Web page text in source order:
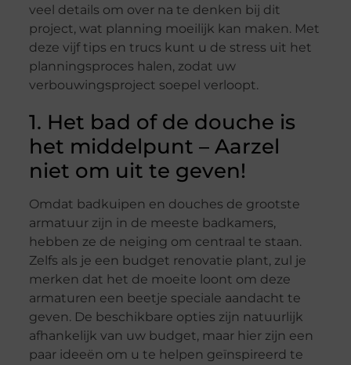
veel details om over na te denken bij dit
project, wat planning moeilijk kan maken. Met
deze vijf tips en trucs kunt u de stress uit het
planningsproces halen, zodat uw
verbouwingsproject soepel verloopt.
1. Het bad of de douche is
het middelpunt – Aarzel
niet om uit te geven!
Omdat badkuipen en douches de grootste
armatuur zijn in de meeste badkamers,
hebben ze de neiging om centraal te staan.
Zelfs als je een budget renovatie plant, zul je
merken dat het de moeite loont om deze
armaturen een beetje speciale aandacht te
geven. De beschikbare opties zijn natuurlijk
afhankelijk van uw budget, maar hier zijn een
paar ideeën om u te helpen geïnspireerd te